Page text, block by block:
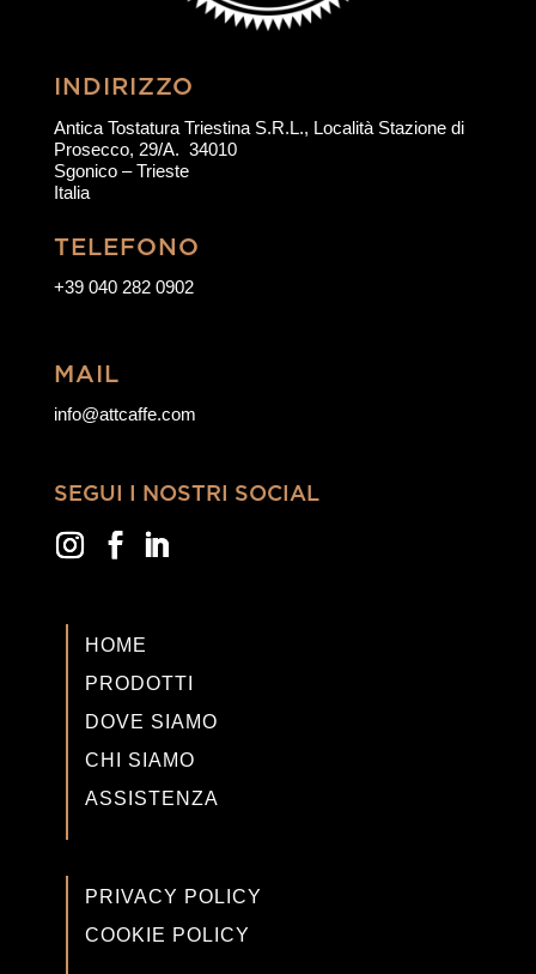
INDIRIZZO
Antica Tostatura Triestina S.R.L., Località Stazione di
Prosecco, 29/A. 34010
Sgonico – Trieste
Italia
TELEFONO
+39 040 282 0902
MAIL
info@attcaffe.com
SEGUI I NOSTRI SOCIAL
HOME
PRODOTTI
DOVE SIAMO
CHI SIAMO
ASSISTENZA
PRIVACY POLICY
COOKIE POLICY